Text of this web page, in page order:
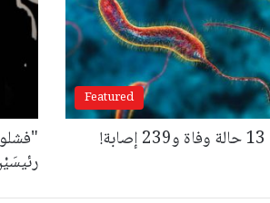
Featured